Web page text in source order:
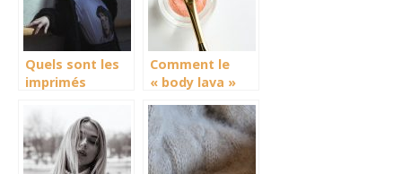
Quels sont les
imprimés
cet été ?
Comment le
« body lava »
révolutionné le
milieu du
maquillage ?